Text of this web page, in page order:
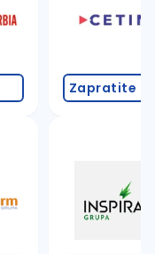
Zapratite